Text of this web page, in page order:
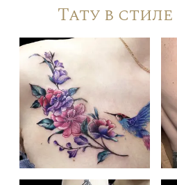
Тату в стиле